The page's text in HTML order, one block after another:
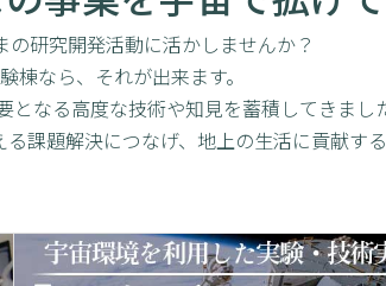
研究開発活動に活かしませんか？
棟なら、それが出来ます。
なる高度な技術や知見を蓄積してきまし
課題解決につなげ、地上の生活に貢献する